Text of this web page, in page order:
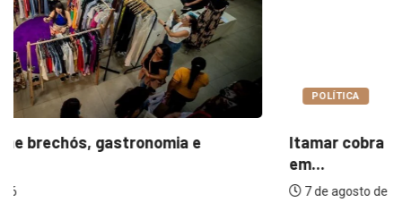
POLÍTICA
Itamar cobra prazo para melhorias estruturais